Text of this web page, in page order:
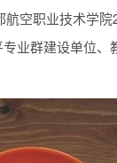
空职业技术学院
业群建设单位、